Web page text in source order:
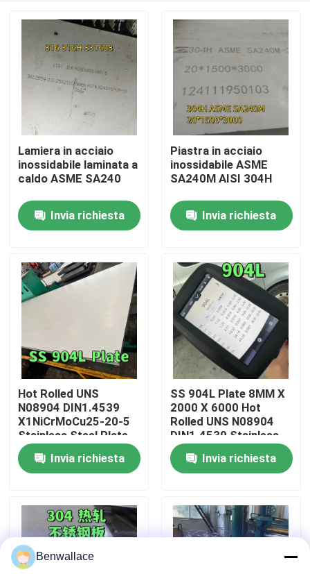
Casa.
Prodotti
Video
Su di noi
visita della fabbrica
Controllo della qualità
Contattaci
Casi
Chiedi un preventivo
Lamiera in acciaio
inossidabile laminata a
caldo ASME SA240
Invia richiesta
Piastra in acciaio
inossidabile ASME
SA240M AISI 304H
Invia richiesta
Hot Rolled UNS
N08904 DIN1.4539
X1NiCrMoCu25-20-5
Stainless Steel Plate
10MM SS 904L Plate
Invia richiesta
SS 904L Plate 8MM X
2000 X 6000 Hot
Rolled UNS N08904
DIN1.4539 Stainless
Steel Plate
Invia richiesta
Benwallace